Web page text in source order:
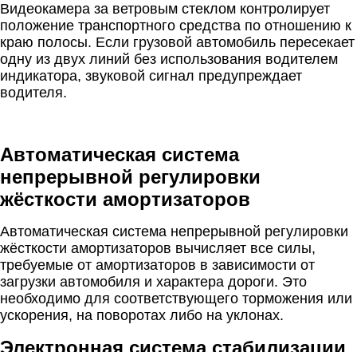
Видеокамера за ветровым стеклом контролирует
положение транспортного средства по отношению к
краю полосы. Если грузовой автомобиль пересекает
одну из двух линий без использования водителем
индикатора, звуковой сигнал предупреждает
водителя.
Автоматическая система
непрерывной регулировки
жёсткости амортизаторов
Автоматическая система непрерывной регулировки
жёсткости амортизаторов вычисляет все силы,
требуемые от амортизаторов в зависимости от
загрузки автомобиля и характера дороги. Это
необходимо для соответствующего торможения или
ускорения, на поворотах либо на уклонах.
Электронная система стабилизации